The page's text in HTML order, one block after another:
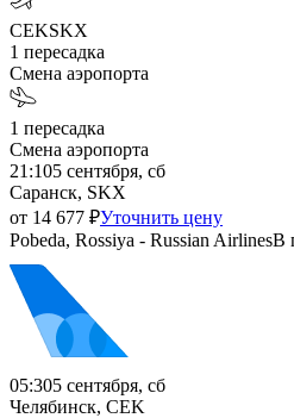
CEKSKX
1 пересадка
Смена аэропорта
1 пересадка
Смена аэропорта
21:105 сентября, сб
Саранск, SKX
от 14 677 ₽Уточнить цену
Pobeda, Rossiya - Russian AirlinesВ
05:305 сентября, сб
Челябинск, CEK